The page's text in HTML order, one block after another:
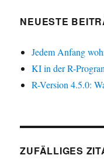
NEUESTE
Jedem Anfang
KI in der R-
R-Version 4.5.0:
ZUFÄLLIGES